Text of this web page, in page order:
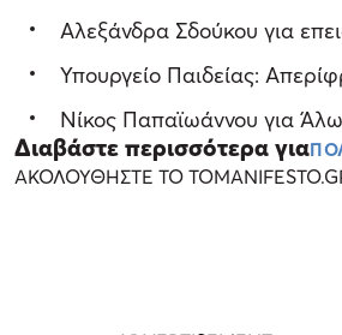
Αλεξάνδρα Σδούκου για
Υπουργείο Παιδείας:
Νίκος Παπαϊωάννου για
Διαβάστε περισσότερα για
ΑΚΟΛΟΥΘΗΣΤΕ ΤΟ